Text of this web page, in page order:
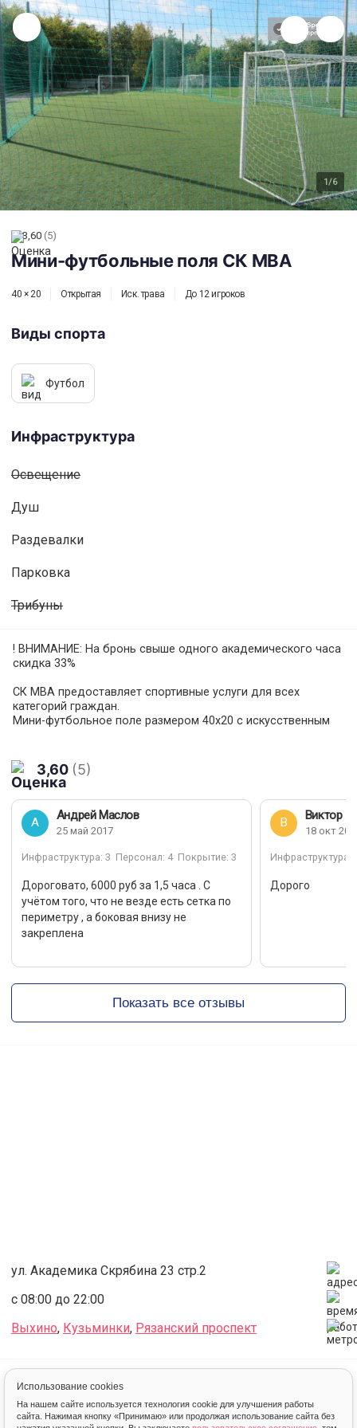
Использование cookies
На нашем сайте используется технология cookie для улучшения работы
сайта. Нажимая кнопку «Принимаю» или продолжая использование сайта без
1/6
Мини-футбольные поля СК МВА
3,60 (5)
Мини-футбольные поля СК МВА
40 × 20 Открытая Иск. трава До 12 игроков
Виды спорта
Футбол
Инфраструктура
Освещениe
Душ
Раздевалки
Парковка
Трибуны
! ВНИМАНИЕ: На бронь свыше одного академического часа
скидка 33%
СК МВА предоставляет спортивные услуги для всех
категорий граждан.
Мини-футбольное поле размером 40х20 с искусственным
раздевалки, душевые
Освещение позволяет проводить игры даже в позднее
время.
Поле находится на территории Московской Ветеринарной
Академии
Мячи нужно приносить с собой.
ВНИМАНИЕ!!! По выходным возможно проведение
корпоративных турниров или соревнований! Поэтому
возможны переносы тренировок с предварительным
уведомлением
СК МВА оказывает спортивные услуги льготным категориям
граждан.
3,60 (5)
А
Андрей Маслов
25 май 2017
Инфраструктура: 3 Персонал: 4 Покрытие: 3
Дороговато, 6000 руб за 1,5 часа . С
учётом того, что не везде есть сетка по
периметру , а боковая внизу не
закреплена
В
Виктор -
18 окт
Инфраструктура
Дорого
Показать все отзывы
ул. Академика Скрябина 23 стр.2
с 08:00 до 22:00
Выхино, Кузьминки, Рязанский проспект